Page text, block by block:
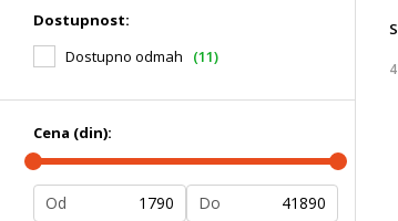
Dostupnost:
Dostupno odmah
(11)
Cena (din):
Od Do